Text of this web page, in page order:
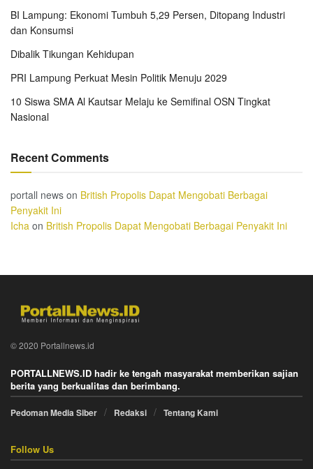
BI Lampung: Ekonomi Tumbuh 5,29 Persen, Ditopang Industri
dan Konsumsi
Dibalik Tikungan Kehidupan
PRI Lampung Perkuat Mesin Politik Menuju 2029
10 Siswa SMA Al Kautsar Melaju ke Semifinal OSN Tingkat
Nasional
Recent Comments
portall news on British Propolis Dapat Mengobati Berbagai
Penyakit Ini
Icha on British Propolis Dapat Mengobati Berbagai Penyakit Ini
© 2020 Portallnews.id
PORTALLNEWS.ID hadir ke tengah masyarakat memberikan sajian
berita yang berkualitas dan berimbang.
Pedoman Media Siber Redaksi Tentang Kami
Follow Us